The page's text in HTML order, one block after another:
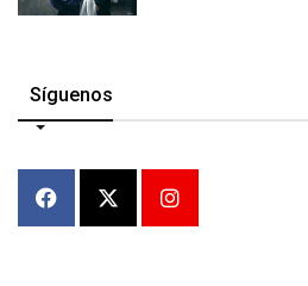
Síguenos